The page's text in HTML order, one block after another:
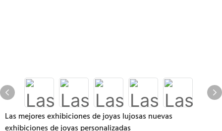
Las mejores exhibiciones de joyas lujosas nuevas